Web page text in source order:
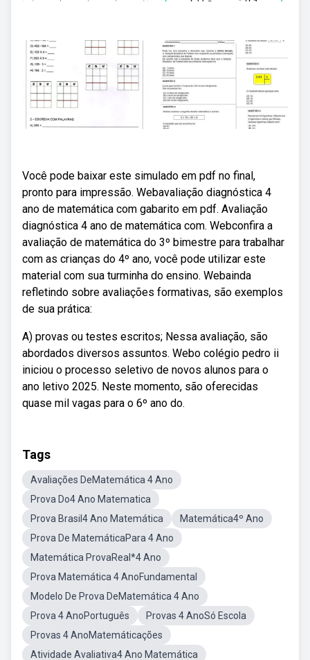
Você pode baixar este simulado em pdf no final,
pronto para impressão. Webavaliação diagnóstica 4
ano de matemática com gabarito em pdf. Avaliação
diagnóstica 4 ano de matemática com. Webconfira a
avaliação de matemática do 3º bimestre para trabalhar
com as crianças do 4º ano, você pode utilizar este
material com sua turminha do ensino. Webainda
refletindo sobre avaliações formativas, são exemplos
de sua prática:
A) provas ou testes escritos; Nessa avaliação, são
abordados diversos assuntos. Webo colégio pedro ii
iniciou o processo seletivo de novos alunos para o
ano letivo 2025. Neste momento, são oferecidas
quase mil vagas para o 6º ano do.
Tags
Avaliações DeMatemática 4 Ano
Prova Do4 Ano Matematica
Prova Brasil4 Ano Matemática
Matemática4º Ano
Prova De MatemáticaPara 4 Ano
Matemática ProvaReal*4 Ano
Prova Matemática 4 AnoFundamental
Modelo De Prova DeMatemática 4 Ano
Prova 4 AnoPortuguês
Provas 4 AnoSó Escola
Provas 4 AnoMatemáticações
Atividade Avaliativa4 Ano Matemática